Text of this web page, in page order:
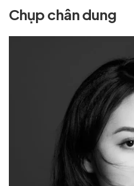
Chụp chân dung